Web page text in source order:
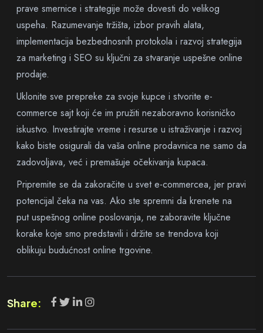
prave smernice i strategije može dovesti do velikog
uspeha. Razumevanje tržišta, izbor pravih alata,
implementacija bezbednosnih protokola i razvoj strategija
za marketing i SEO su ključni za stvaranje uspešne online
prodaje.
Uklonite sve prepreke za svoje kupce i stvorite e-
commerce sajt koji će im pružiti nezaboravno korisničko
iskustvo. Investirajte vreme i resurse u istraživanje i razvoj
kako biste osigurali da vaša online prodavnica ne samo da
zadovoljava, već i premašuje očekivanja kupaca.
Pripremite se da zakoračite u svet e-commercea, jer pravi
potencijal čeka na vas. Ako ste spremni da krenete na
put uspešnog online poslovanja, ne zaboravite ključne
korake koje smo predstavili i držite se trendova koji
oblikuju budućnost online trgovine.
Share: